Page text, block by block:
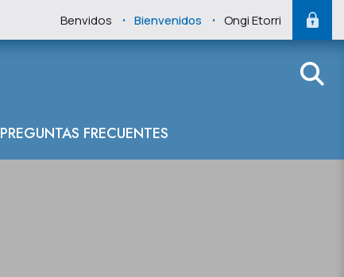
Benvidos . Bienvenidos . Ongi Etorri
PREGUNTAS FRECUENTES